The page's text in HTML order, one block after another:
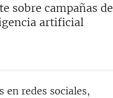
sobre campañas de
artificial
en redes sociales,